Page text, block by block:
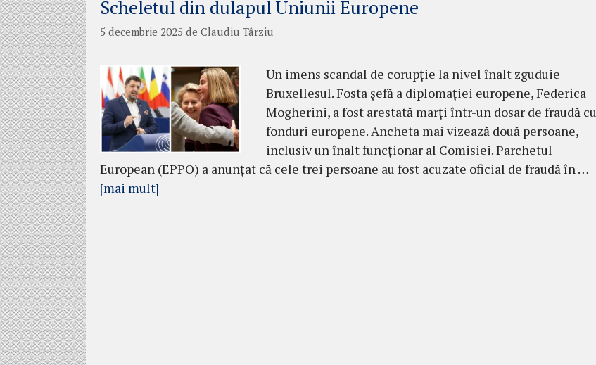
Scheletul din dulapul Uniunii Europene
5 decembrie 2025 de Claudiu Târziu
Un imens scandal de corupție la nivel înalt zguduie
Bruxellesul. Fosta șefă a diplomației europene, Federica
Mogherini, a fost arestată marți într-un dosar de fraudă cu
fonduri europene. Ancheta mai vizează două persoane,
inclusiv un înalt funcționar al Comisiei. Parchetul
European (EPPO) a anunțat că cele trei persoane au fost acuzate oficial de fraudă în …
[mai mult]